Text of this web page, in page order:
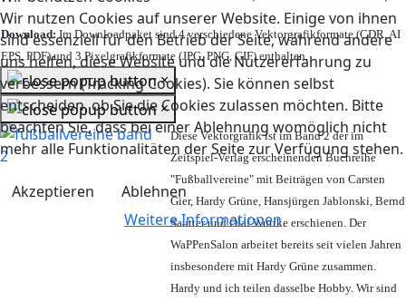
Wir nutzen Cookies auf unserer Website. Einige von ihnen
sind essenziell für den Betrieb der Seite, während andere
uns helfen, diese Website und die Nutzererfahrung zu
verbessern (Tracking Cookies). Sie können selbst
entscheiden, ob Sie die Cookies zulassen möchten. Bitte
beachten Sie, dass bei einer Ablehnung womöglich nicht
mehr alle Funktionalitäten der Seite zur Verfügung stehen.
Akzeptieren
Ablehnen
Weitere Informationen
Download: Im Downloadpaket sind 4 verschiedene Vektorgrafikformate (CDR, AI
EPS, PDF) und 3 Pixelgrafikformate (JPG, PNG, GIF) enthalten.
×
×
Diese Vektorgrafik ist im Band 2 der im
Zeitspiel-Verlag erscheinenden Buchreihe
"Fußballvereine" mit Beiträgen von Carsten
Gier, Hardy Grüne, Hansjürgen Jablonski, Bernd
Sautter und Olaf Wuttke erschienen. Der
WaPPenSalon arbeitet bereits seit vielen Jahren
insbesondere mit Hardy Grüne zusammen.
Hardy und ich teilen dasselbe Hobby. Wir sind